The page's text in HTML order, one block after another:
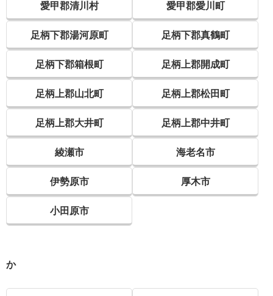
愛甲郡清川村 愛甲郡愛川町
足柄下郡湯河原町 足柄下郡真鶴町
足柄下郡箱根町 足柄上郡開成町
足柄上郡山北町 足柄上郡松田町
足柄上郡大井町 足柄上郡中井町
綾瀬市 海老名市
伊勢原市 厚木市
小田原市
か